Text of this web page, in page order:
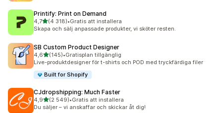
Printify: Print on Demand
4,7av 5 stjärnor
(4 318)
4318 recensioner totalt
•Gratis att installera
Skapa och sälj anpassade produkter, vi sköter resten.
SB Custom Product Designer
4,6av 5 stjärnor
(145)
145 recensioner totalt
•Gratisplan tillgänglig
Live-produktdesigner för t-shirts och POD med tryckfärdiga filer
Built for Shopify
CJdropshipping: Much Faster
4,9av 5 stjärnor
(2 549)
2549 recensioner totalt
•Gratis att installera
Du säljer – vi anskaffar och skickar åt dig!